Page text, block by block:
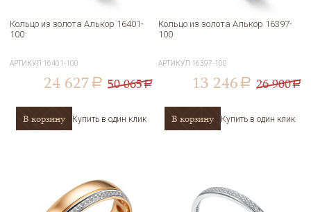
Кольцо из золота Алькор 16401-
100
АРТИКУЛ 16401-100
24 627 a 50 065a
В корзину Купить в один клик
Кольцо из золота Алькор 16397-
100
АРТИКУЛ 16397-100
13 246 a 26 900a
В корзину Купить в один клик